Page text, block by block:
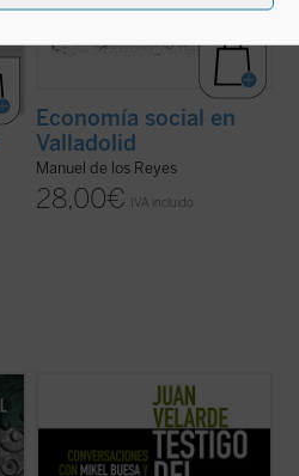
Economía social en
Valladolid
Manuel de los Reyes
28,00€ IVA incluido
Este libro recoge los recuerdos y
memorias del profesor Juan Velarde a
través de una serie de conversaciones con
los profesores Mikel Buesa y Thomas
Baumert, en las que, de forma rigurosa
pero distendida, se repasan los principales